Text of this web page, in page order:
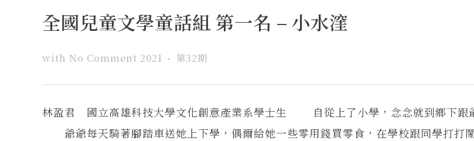
全國兒童文學童話組 第一名 – 小水漥
with No Comment 2021 第32期
林盈君 國立高雄科技大學文化創意產業系學士生 自從上了小學，念念就到鄉下跟
爺爺每天騎著腳踏車送她上下學，偶爾給她一些零用錢買零食，在學校跟同學打打